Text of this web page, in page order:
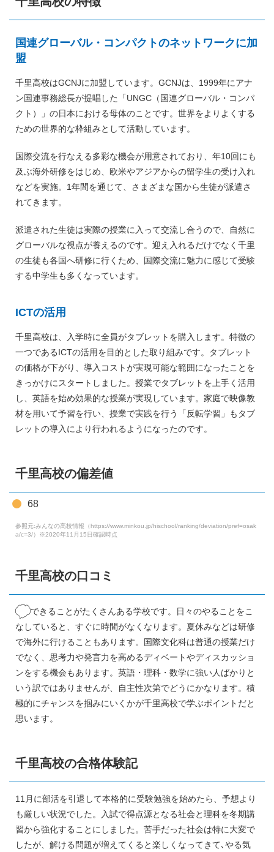
国連グローバル・コンパクトのネットワークに加
盟
千里高校はGCNJに加盟しています。GCNJは、1999年にアナ
ン国連事務総長が提唱した「UNGC（国連グローバル・コンパ
クト）」の日本における母体のことです。世界をよりよくする
ための世界的な枠組みとして活動しています。
国際交流を行なえる多彩な機会が用意されており、年10回にも
及ぶ海外研修をはじめ、欧米やアジアからの留学生の受け入れ
などを実施。1年間を通じて、さまざまな国から生徒が派遣さ
れてきます。
派遣された生徒は実際の授業に入って交流し合うので、自然に
グローバルな視点が養えるのです。迎え入れるだけでなく千里
の生徒も各国へ研修に行くため、国際交流に魅力に感じて受験
する中学生も多くなっています。
ICTの活用
千里高校は、入学時に全員がタブレットを購入します。特徴の
一つであるICTの活用を目的とした取り組みです。タブレット
の価格が下がり、導入コストが実現可能な範囲になったことを
きっかけにスタートしました。授業でタブレットを上手く活用
し、英語を始め効果的な授業が実現しています。家庭で映像教
材を用いて予習を行い、授業で実践を行う「反転学習」もタブ
レットの導入により行われるようになったのです。
千里高校の偏差値
68
参照元:みんなの高校情報（https://www.minkou.jp/hischool/ranking/deviation/pref=osak
a/c=3/）※2020年11月15日確認時点
千里高校の口コミ
できることがたくさんある学校です。日々のやることをこ
なしていると、すぐに時間がなくなります。夏休みなどは研修
で海外に行けることもあります。国際文化科は普通の授業だけ
でなく、思考力や発言力を高めるディベートやディスカッショ
ンをする機会もあります。英語・理科・数学に強い人ばかりと
いう訳ではありませんが、自主性次第でどうにかなります。積
極的にチャンスを掴みにいくかが千里高校で学ぶポイントだと
思います。
千里高校の合格体験記
11月に部活を引退して本格的に受験勉強を始めたら、予想より
も厳しい状況でした。入試で得点源となる社会と理科を冬期講
習から強化することにしました。苦手だった社会は特に大変で
したが、解ける問題が増えてくると楽しくなってきて､やる気